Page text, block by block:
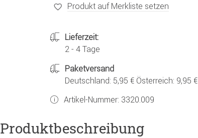
Produkt auf Merkliste setzen
Lieferzeit:
2 - 4 Tage
Paketversand
Deutschland: 5,95 € Österreich: 9,95 €
Artikel-Nummer: 3320.009
Produktbeschreibung